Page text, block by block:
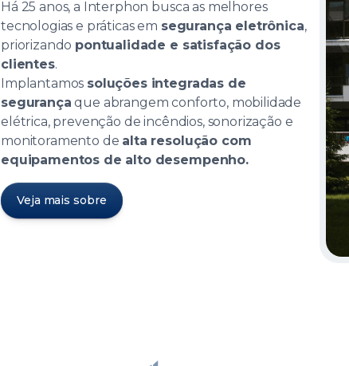
Há 25 anos, a Interphon busca as melhores
tecnologias e práticas em segurança eletrônica,
priorizando pontualidade e satisfação dos
clientes.
Implantamos soluções integradas de
segurança que abrangem conforto, mobilidade
elétrica, prevenção de incêndios, sonorização e
monitoramento de alta resolução com
equipamentos de alto desempenho.
Veja mais sobre